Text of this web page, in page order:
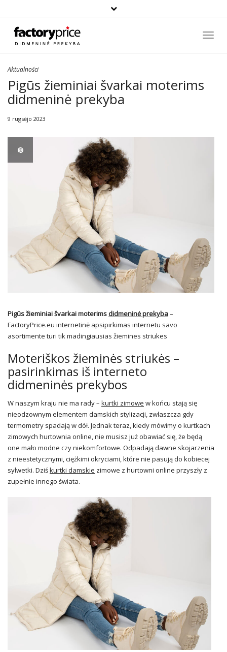
Paieška
Aktualności
Pigūs žieminiai švarkai moterims
didmeninė prekyba
9 rugsėjo 2023
Pigūs žieminiai švarkai moterims didmeninė prekyba–
FactoryPrice.eu internetinė apsipirkimas internetu savo
asortimente turi tik madingiausias žiemines striukes
Moteriškos žieminės striukės –
pasirinkimas iš interneto
didmeninės prekybos
W naszym kraju nie ma rady – kurtki zimowe w końcu stają się
nieodzownym elementem damskich stylizacji, zwłaszcza gdy
termometry spadają w dół. Jednak teraz, kiedy mówimy o kurtkach
zimowych hurtownia online, nie musisz już obawiać się, że będą
one mało modne czy niekomfortowe. Odpadają dawne skojarzenia
z nieestetycznymi, ciężkimi okryciami, które nie pasują do kobiecej
sylwetki. Dziśkurtki damskie zimowe z hurtowni online przyszły z
zupełnie innego świata.